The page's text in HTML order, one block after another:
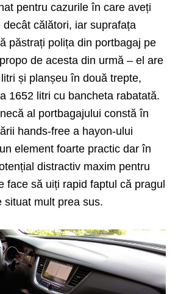
pentru cazurile în care aveți
decât călători, iar suprafața
păstrați polița din portbagaj pe
de acesta din urmă – el are
și planșeu în două trepte,
1652 litri cu bancheta rabatată.
al portbagajului constă în
hands-free a hayon-ului
element foarte practic dar în
distractiv maxim pentru
să uiți rapid faptul că pragul
situat mult prea sus.